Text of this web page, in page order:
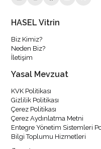
HASEL Vitrin
Biz Kimiz?
Neden Biz?
İletişim
Yasal Mevzuat
KVK Politikası
Gizlilik Politikası
Çerez Politikası
Çerez Aydınlatma Metni
Entegre Yönetim Sistemleri
Bilgi Toplumu Hizmetleri